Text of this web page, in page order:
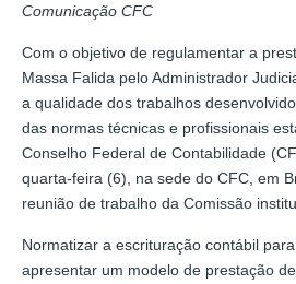
Comunicação CFC
Com o objetivo de regulamentar a
Massa Falida pelo Administrador
a qualidade dos trabalhos
das normas técnicas e profissionais
Conselho Federal de Contabilidade
quarta-feira (6), na sede do CFC, em
reunião de trabalho da Comissão
Normatizar a escrituração contábil
apresentar um modelo de prestação